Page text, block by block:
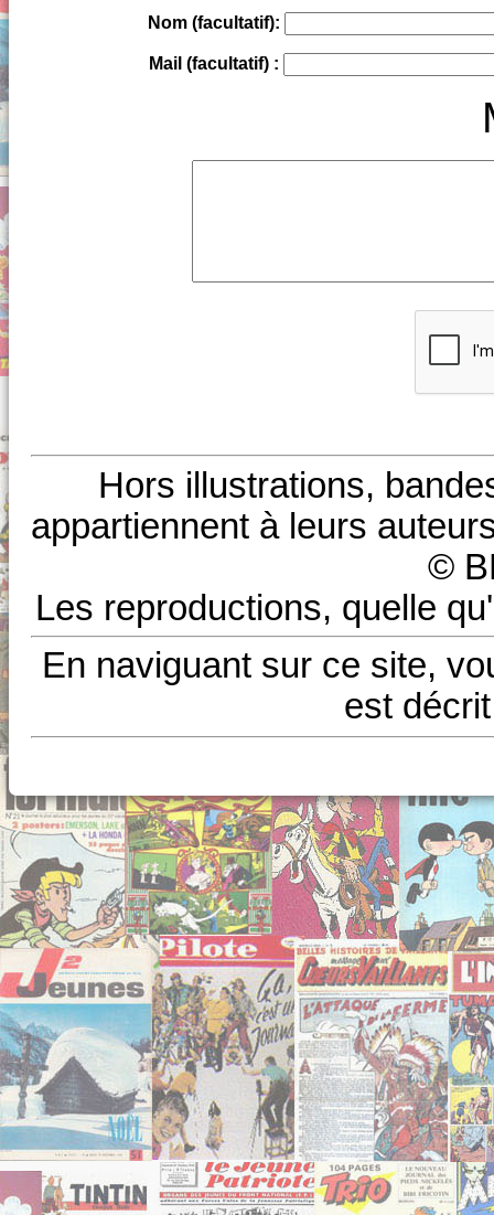
Nom (facultatif):
Mail (facultatif) :
Hors illustrations,
appartiennent à leurs
©
Les reproductions, quelle
En naviguant sur ce site,
est